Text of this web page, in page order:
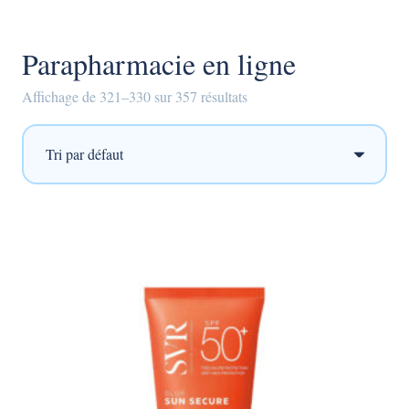
Parapharmacie en ligne
Affichage de 321–330 sur 357 résultats